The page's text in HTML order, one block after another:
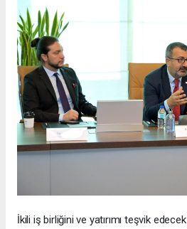
İkili iş birliğini ve yatırımı teşvik edecek